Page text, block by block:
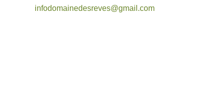
infodomainedesreves@gmail.com